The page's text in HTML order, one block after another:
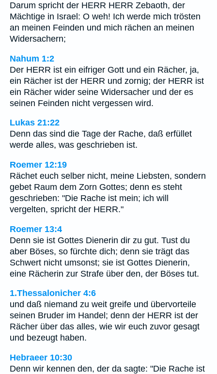
Darum spricht der HERR HERR Zebaoth, der
Mächtige in Israel: O weh! Ich werde mich trösten
an meinen Feinden und mich rächen an meinen
Widersachern;
Nahum 1:2
Der HERR ist ein eifriger Gott und ein Rächer, ja,
ein Rächer ist der HERR und zornig; der HERR ist
ein Rächer wider seine Widersacher und der es
seinen Feinden nicht vergessen wird.
Lukas 21:22
Denn das sind die Tage der Rache, daß erfüllet
werde alles, was geschrieben ist.
Roemer 12:19
Rächet euch selber nicht, meine Liebsten, sondern
gebet Raum dem Zorn Gottes; denn es steht
geschrieben: "Die Rache ist mein; ich will
vergelten, spricht der HERR."
Roemer 13:4
Denn sie ist Gottes Dienerin dir zu gut. Tust du
aber Böses, so fürchte dich; denn sie trägt das
Schwert nicht umsonst; sie ist Gottes Dienerin,
eine Rächerin zur Strafe über den, der Böses tut.
1.Thessalonicher 4:6
und daß niemand zu weit greife und übervorteile
seinen Bruder im Handel; denn der HERR ist der
Rächer über das alles, wie wir euch zuvor gesagt
und bezeugt haben.
Hebraeer 10:30
Denn wir kennen den, der da sagte: "Die Rache ist